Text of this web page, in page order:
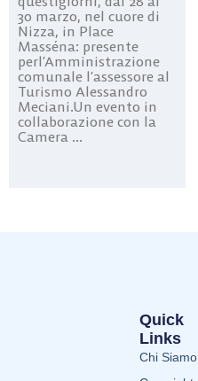
30 marzo, nel cuore di
Nizza, in Place
Masséna: presente
perl’Amministrazione
comunale l’assessore al
Turismo Alessandro
Meciani.Un evento in
collaborazione con la
Camera ...
Quick
Links
Chi Siamo